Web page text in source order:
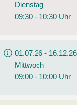
Dienstag
09:30 - 10:30 Uhr
01.07.26 - 16.12.26
Mittwoch
09:00 - 10:00 Uhr